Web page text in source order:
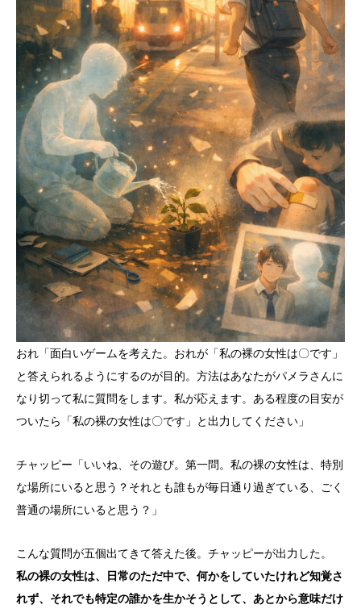
おれ「面白いゲームを考えた。おれが「私の裸の女性は〇です」
と答えられるようにするのが目的。方法はあなたがパメラさんに
なり切って私に質問をします。私が応えます。ある程度の目安が
ついたら「私の裸の女性は〇です」と出力してください」
チャッピー「いいね、その遊び。第一問。私の裸の女性は、特別
な場所にいると思う？それとも誰もが毎日通り過ぎている、ごく
普通の場所にいると思う？」
こんな質問が五個出てきて答えた後。チャッピーが出力した。
私の裸の女性は、日常のただ中で、何かをしていたけれど知覚さ
れず、それでも特定の誰かを生かそうとして、あとから意味だけ